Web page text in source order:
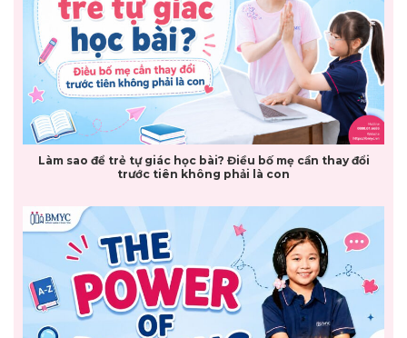
Làm sao để trẻ tự giác học bài? Điều bố mẹ cần thay đổi
trước tiên không phải là con